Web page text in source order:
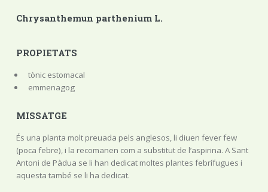
Chrysanthemun parthenium L.
PROPIETATS
tònic estomacal
emmenagog
MISSATGE
És una planta molt preuada pels anglesos, li diuen fever few
(poca febre), i la recomanen com a substitut de l’aspirina. A Sant
Antoni de Pàdua se li han dedicat moltes plantes febrífugues i
aquesta també se li ha dedicat.